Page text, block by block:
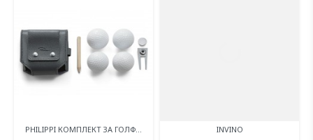
PHILIPPI КОМПЛЕКТ ЗА ГОЛФ... INVINO